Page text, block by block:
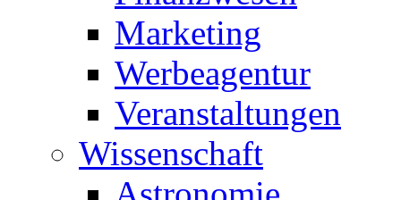
Marketing
Werbeagentur
Veranstaltungen
Wissenschaft